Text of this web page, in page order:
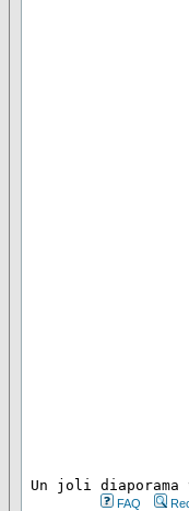
Un joli diaporama
FAQ